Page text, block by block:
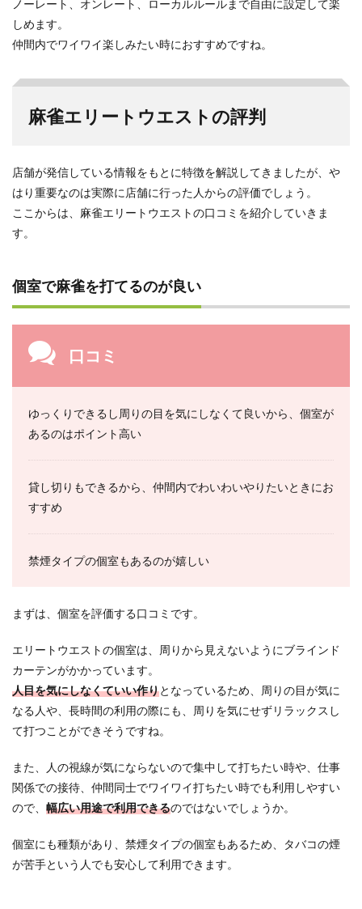
ノーレート、オンレート、ローカルルールまで自由に設定して楽
しめます。
仲間内でワイワイ楽しみたい時におすすめですね。
麻雀エリートウエストの評判
店舗が発信している情報をもとに特徴を解説してきましたが、や
はり重要なのは実際に店舗に行った人からの評価でしょう。
ここからは、麻雀エリートウエストの口コミを紹介していきま
す。
個室で麻雀を打てるのが良い
口コミ
ゆっくりできるし周りの目を気にしなくて良いから、個室が
あるのはポイント高い
貸し切りもできるから、仲間内でわいわいやりたいときにお
すすめ
禁煙タイプの個室もあるのが嬉しい
まずは、個室を評価する口コミです。
エリートウエストの個室は、周りから見えないようにブラインド
カーテンがかかっています。
人目を気にしなくていい作りとなっているため、周りの目が気に
なる人や、長時間の利用の際にも、周りを気にせずリラックスし
て打つことができそうですね。
また、人の視線が気にならないので集中して打ちたい時や、仕事
関係での接待、仲間同士でワイワイ打ちたい時でも利用しやすい
ので、 幅広い用途で利用できるのではないでしょうか。
個室にも種類があり、禁煙タイプの個室もあるため、タバコの煙
が苦手という人でも安心して利用できます。